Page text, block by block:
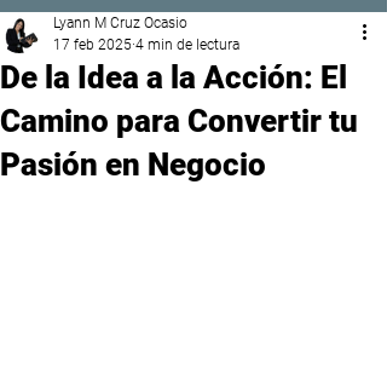
De la Idea a la Acción: El
Camino para Convertir tu
Pasión en Negocio
Lyann M Cruz Ocasio
17 feb 2025 4 min de lectura